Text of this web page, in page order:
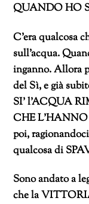
QUANDO HO
C’era qualcosa
sull’acqua.
inganno. Allora
del Sì, e già
SI’ l’ACQUA
CHE
poi,
qualcosa di
Sono andato a
che la